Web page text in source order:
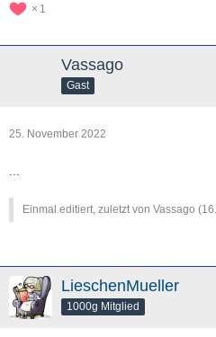
1
Vassago
Gast
25. November 2022
...
Einmal editiert, zuletzt von Vassago (
LieschenMueller
1000g Mitglied